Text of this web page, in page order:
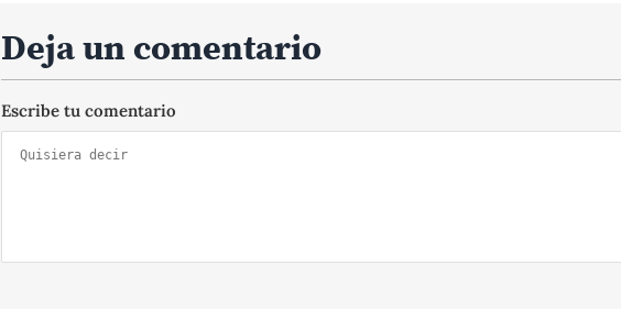
Deja un comentario
Escribe tu comentario